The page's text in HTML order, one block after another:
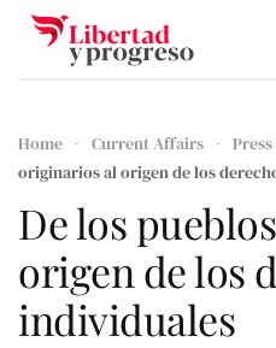
Skip to main content
Home Current Affairs
originarios al origen de los
De los
origen de los
individuales